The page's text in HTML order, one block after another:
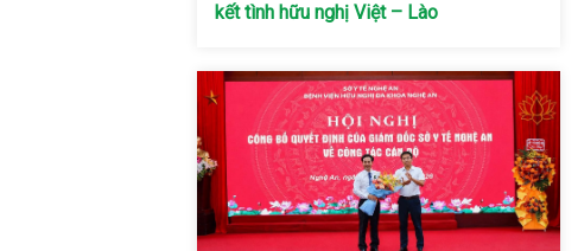
kết tình hữu nghị Việt – Lào